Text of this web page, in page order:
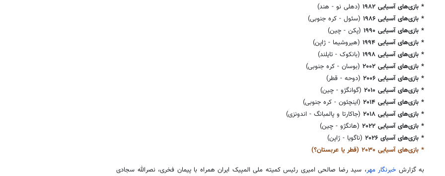
* بازی‌های آسیایی ۱۹۸۲
(دهلی نو - هند)
* بازی‌های آسیایی ۱۹۸۶
(سئول - کره جنوبی)
* بازی‌های آسیایی ۱۹۹۰
(پکن - چین)
* بازی‌های آسیایی ۱۹۹۴
(هیروشیما - ژاپن)
* بازی‌های آسیایی ۱۹۹۸
(بانکوک - تایلند)
* بازی‌های آسیایی ۲۰۰۲
(بوسان - کره جنوبی)
* بازی‌های آسیایی ۲۰۰۶
(دوحه - قطر)
* بازی‌های آسیایی ۲۰۱۰
(گوانگژو - چین)
* بازی‌های آسیایی ۲۰۱۴
(اینچئون - کره جنوبی)
* بازی‌های آسیایی
(جاکارتا و پالمبانگ - اندونزی)
* بازی‌های آسیایی
(هانگژو - چین)
* بازی‌های آسیای
(ناگویا - ژاپن)
* بازی‌های آسیایی
(قطر یا عربستان؟)
به گزارش خبرنگار مهر، سید رضا صالحی امیری رئیس کمیته ملی المپیک ایران همراه با پیمان فخری، نصرالله سجادی